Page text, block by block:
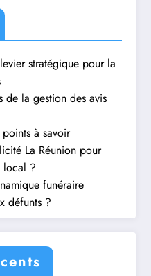
stratégique pour la
de la gestion des avis
à savoir
La Réunion pour
local ?
funéraire
défunts ?